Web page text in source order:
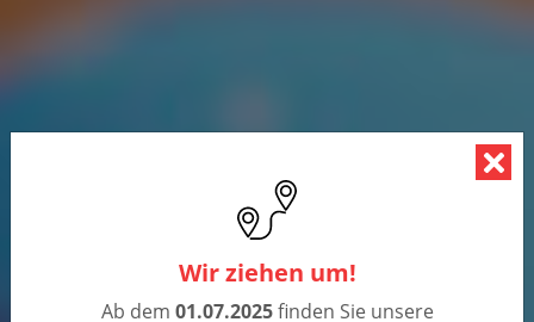
Wir ziehen um!
Ab dem 01.07.2025finden Sie unsere